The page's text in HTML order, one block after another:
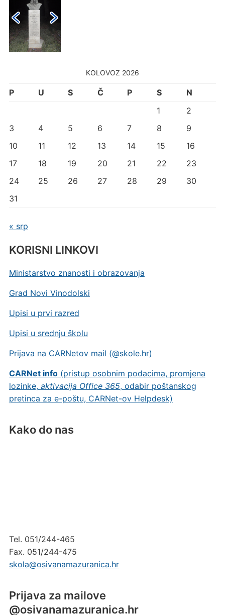
KOLOVOZ 2026
P U S Č P S
N
1
2
3
4 5 6 7 8
9
10
11 12 13 14 15
16
17
18 19 20 21 22
23
24
25 26 27 28 29
30
31
« srp
KORISNI LINKOVI
Ministarstvo znanosti i obrazovanja
Grad Novi Vinodolski
Upisi u prvi razred
Upisi u srednju školu
Prijava na CARNetov mail (@skole.hr)
CARNet info (pristup osobnim podacima, promjena
lozinke, aktivacija Office 365, odabir poštanskog
pretinca za e-poštu, CARNet-ov Helpdesk)
Kako do nas
Tel. 051/244-465
Fax. 051/244-475
skola@osivanamazuranica.hr
Prijava za mailove
@osivanamazuranica.hr